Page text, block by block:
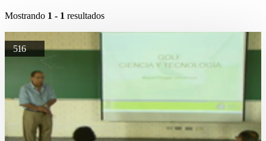
Mostrando 1 - 1 resultados
516